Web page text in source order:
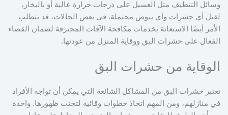
وسائل التنظيف مثل الغسيل على درجات حرارة عالية أو بالبخار،
لقتل أي حشرات وأي بيوض محتملة. في بعض الحالات، قد يتطلب
الأمر أيضًا الاستعانة بخدمات مكافحة الآفات المحترفة لضمان القضاء
الفعال على حشرات البق ووقاية المنزل من عودتها.
الوقاية من حشرات البق
تعتبر حشرات البق من المشاكل الشائعة التي يمكن أن تواجه الأفراد
في منازلهم، ومن المهم اتخاذ خطوات وقائية لتجنب ظهورها. واحدة